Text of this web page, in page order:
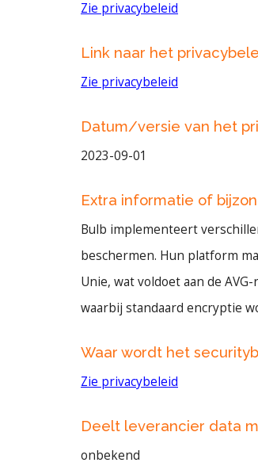
Zie privacybeleid
Link naar het
Zie privacybeleid
Datum/versie van het
2023-09-01
Extra informatie of
Bulb implementeert
beschermen. Hun platform
Unie, wat voldoet aan de
waarbij standaard encryptie
Waar wordt het
Zie privacybeleid
Deelt leverancier data
onbekend